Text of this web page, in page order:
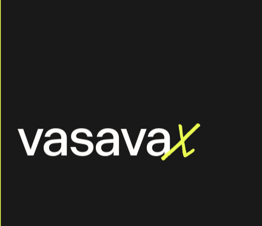
vasavaX